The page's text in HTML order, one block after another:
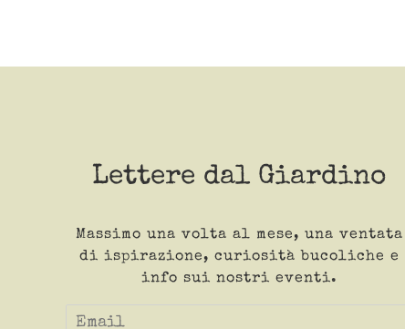
Lettere dal Giardino
Massimo una volta al mese, una ventata
di ispirazione, curiosità bucoliche e
info sui nostri eventi.